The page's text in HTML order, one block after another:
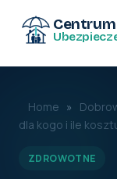
Centrum
Home »
dla kogo i ile
ZDROWOTNE